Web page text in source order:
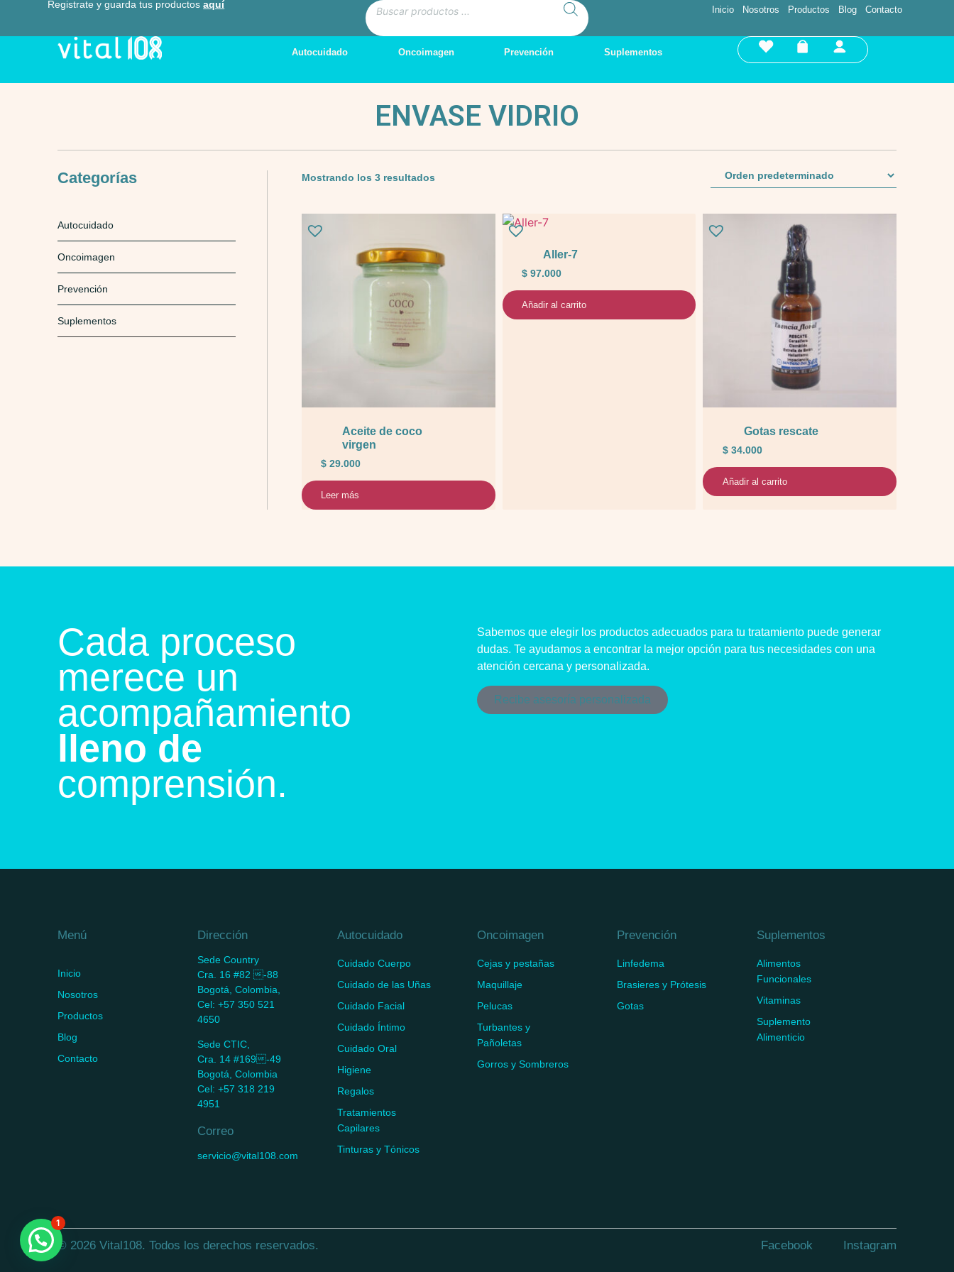
Registrate y guarda tus productosaquí Inicio Nosotros Productos Blog Contacto
Autocuidado Oncoimagen Prevención Suplementos
ENVASE VIDRIO
Categorías
Autocuidado
Oncoimagen
Prevención
Suplementos
Mostrando los 3 resultados
Aceite de coco
virgen
$29.000
Leer más
Aller-7
$97.000
Añadir al carrito
Gotas rescate
$34.000
Añadir al carrito
Cada proceso
merece un
acompañamiento
lleno de
comprensión.
Sabemos que elegir los productos adecuados para tu tratamiento puede generar
dudas. Te ayudamos a encontrar la mejor opción para tus necesidades con una
atención cercana y personalizada.
Recibe asesoría personalizada
Menú
Inicio
Nosotros
Productos
Blog
Contacto
Dirección
Sede Country
Cra. 16 #82 -88
Bogotá, Colombia,
Cel: +57 350 521
4650
Sede CTIC,
Cra. 14 #169-49
Bogotá, Colombia
Cel: +57 318 219
4951
Correo
servicio@vital108.com
Autocuidado
Cuidado Cuerpo
Cuidado de las Uñas
Cuidado Facial
Cuidado Íntimo
Cuidado Oral
Higiene
Regalos
Tratamientos
Capilares
Tinturas y Tónicos
Oncoimagen
Cejas y pestañas
Maquillaje
Pelucas
Turbantes y
Pañoletas
Gorros y Sombreros
Prevención
Linfedema
Brasieres y Prótesis
Gotas
Suplementos
Alimentos
Funcionales
Vitaminas
Suplemento
Alimenticio
© 2026 Vital108. Todos los derechos reservados. Facebook Instagram
1